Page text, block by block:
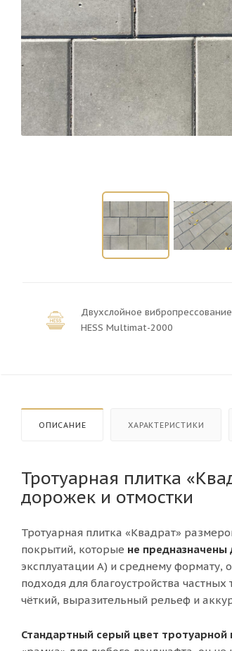
Двухслойное вибропрессование
HESS Multimat-2000
ОПИСАНИЕ ХАРАКТЕРИСТИКИ
Тротуарная плитка
дорожек и отмостки
Тротуарная плитка «Квадрат»
покрытий, которые не предназначены
эксплуатации А) и среднему формату,
подходя для благоустройства
чёткий, выразительный рельеф и
Стандартный серый цвет тротуарной